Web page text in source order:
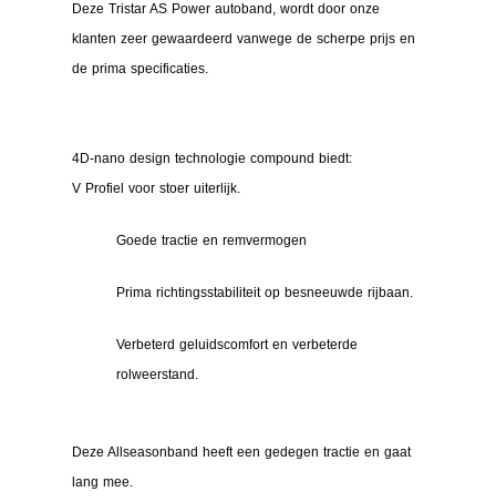
Deze Tristar AS Power autoband, wordt door onze
klanten zeer gewaardeerd vanwege de scherpe prijs en
de prima specificaties.
4D-nano design technologie compound biedt:
V Profiel voor stoer uiterlijk.
Goede tractie en remvermogen
Prima richtingsstabiliteit op besneeuwde rijbaan.
Verbeterd geluidscomfort en verbeterde
rolweerstand.
Deze Allseasonband heeft een gedegen tractie en gaat
lang mee.